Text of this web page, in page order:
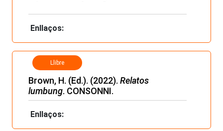
Enllaços:
Llibre
Brown, H. (Ed.). (2022). Relatos
lumbung. CONSONNI.
Enllaços: